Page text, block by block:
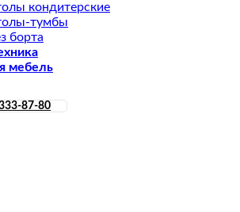
кондитерские
тумбы
борта
мебель
87-80